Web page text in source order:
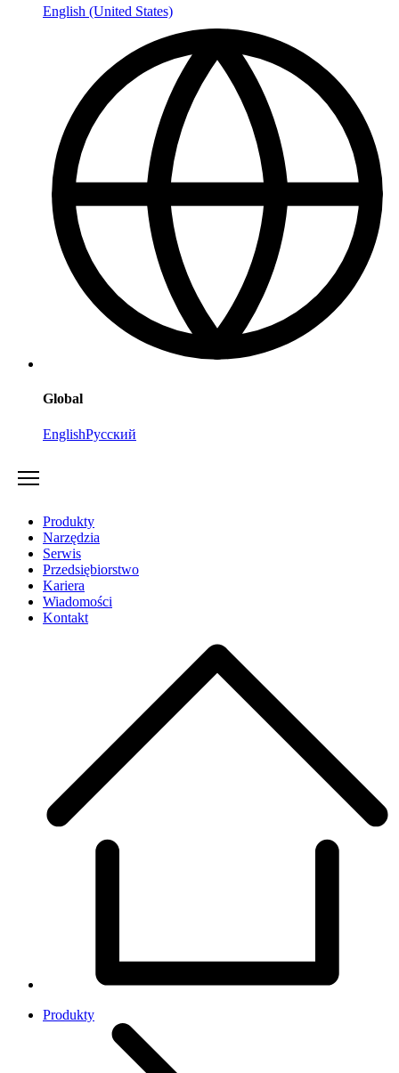
English (United States)
Global
EnglishРусский
Produkty
Narzędzia
Serwis
Przedsiębiorstwo
Kariera
Wiadomości
Kontakt
Produkty